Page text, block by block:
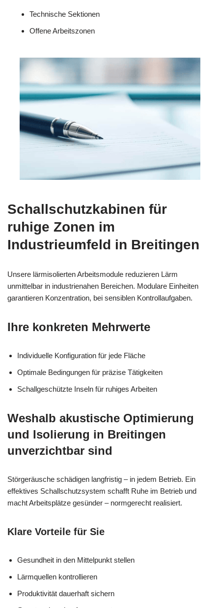
Technische Sektionen
Offene Arbeitszonen
Schallschutzkabinen für
ruhige Zonen im
Industrieumfeld in Breitingen
Unsere lärmisolierten Arbeitsmodule reduzieren Lärm
unmittelbar in industrienahen Bereichen. Modulare Einheiten
garantieren Konzentration, bei sensiblen Kontrollaufgaben.
Ihre konkreten Mehrwerte
Individuelle Konfiguration für jede Fläche
Optimale Bedingungen für präzise Tätigkeiten
Schallgeschützte Inseln für ruhiges Arbeiten
Weshalb akustische Optimierung
und Isolierung in Breitingen
unverzichtbar sind
Störgeräusche schädigen langfristig – in jedem Betrieb. Ein
effektives Schallschutzsystem schafft Ruhe im Betrieb und
macht Arbeitsplätze gesünder – normgerecht realisiert.
Klare Vorteile für Sie
Gesundheit in den Mittelpunkt stellen
Lärmquellen kontrollieren
Produktivität dauerhaft sichern